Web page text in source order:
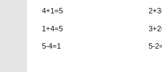
4+1=5
1+4=5
5-4=1 5-